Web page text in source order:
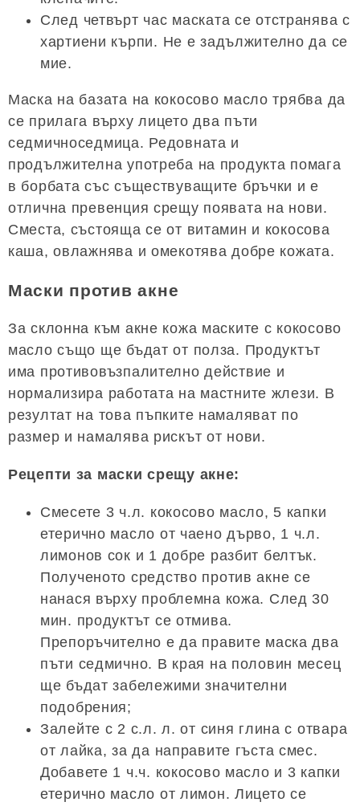
След четвърт час маската се отстранява с
хартиени кърпи. Не е задължително да се
мие.
Маска на базата на кокосово масло трябва да
се прилага върху лицето два пъти
седмичноседмица. Редовната и
продължителна употреба на продукта помага
в борбата със съществуващите бръчки и е
отлична превенция срещу появата на нови.
Сместа, състояща се от витамин и кокосова
каша, овлажнява и омекотява добре кожата.
Маски против акне
За склонна към акне кожа маските с кокосово
масло също ще бъдат от полза. Продуктът
има противовъзпалително действие и
нормализира работата на мастните жлези. В
резултат на това пъпките намаляват по
размер и намалява рискът от нови.
Рецепти за маски срещу акне:
Смесете 3 ч.л. кокосово масло, 5 капки
етерично масло от чаено дърво, 1 ч.л.
лимонов сок и 1 добре разбит белтък.
Полученото средство против акне се
нанася върху проблемна кожа. След 30
мин. продуктът се отмива.
Препоръчително е да правите маска два
пъти седмично. В края на половин месец
ще бъдат забележими значителни
подобрения;
Залейте с 2 с.л. л. от синя глина с отвара
от лайка, за да направите гъста смес.
Добавете 1 ч.ч. кокосово масло и 3 капки
етерично масло от лимон. Лицето се